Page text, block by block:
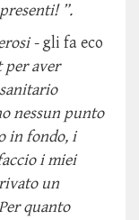
”.
-gli fa eco
per aver
nessun punto
in fondo, i
i miei
un
quanto